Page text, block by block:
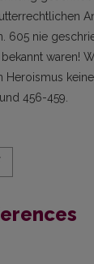
605 nie
bekannt waren!
Heroismus
456-459.